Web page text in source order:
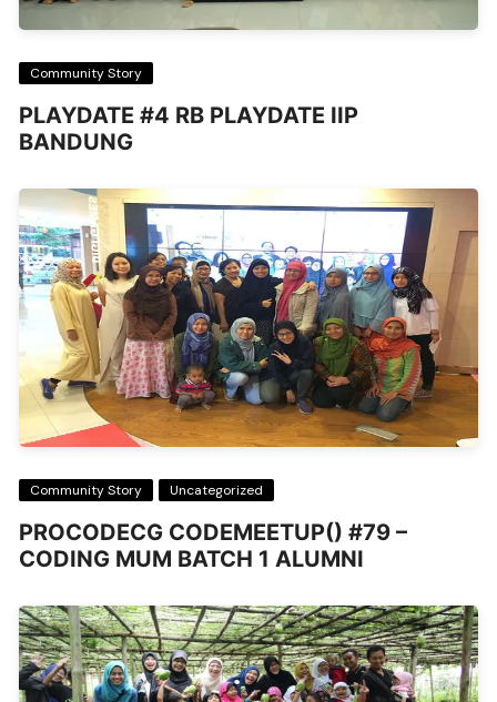
Community Story
PLAYDATE #4 RB PLAYDATE IIP
BANDUNG
Community Story Uncategorized
PROCODECG CODEMEETUP() #79 –
CODING MUM BATCH 1 ALUMNI